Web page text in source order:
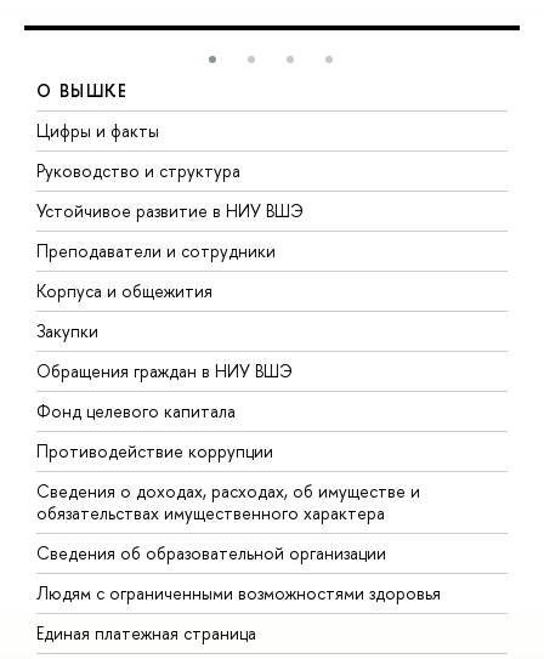
О ВЫШКЕ
Цифры и факты
Руководство и структура
Устойчивое развитие в НИУ ВШЭ
Преподаватели и сотрудники
Корпуса и общежития
Закупки
Обращения граждан в НИУ ВШЭ
Фонд целевого капитала
Противодействие коррупции
Сведения о доходах, расходах, об имуществе и
обязательствах имущественного характера
Сведения об образовательной организации
Людям с ограниченными возможностями здоровья
Единая платежная страница